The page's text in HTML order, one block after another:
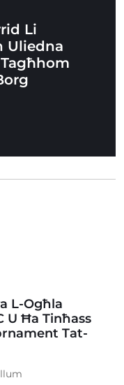
Li
Uliedna
L-Ogħla
U Ħa Tinħass
Tat-